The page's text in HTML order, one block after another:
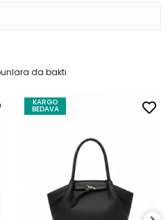
da baktı
KARGO
BEDAVA